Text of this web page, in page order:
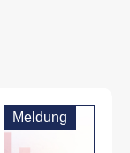
Meldung